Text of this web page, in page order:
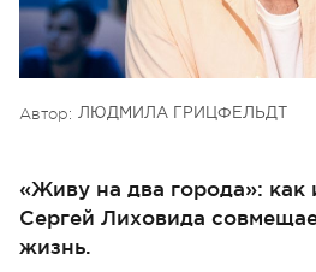
Автор: ЛЮДМИЛА ГРИЦФЕЛЬДТ
«Живу на два города»: как
Сергей Лиховида
жизнь.